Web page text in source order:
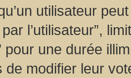
utilisateur
l’utilisateur”,
pour une durée
de modifier leur